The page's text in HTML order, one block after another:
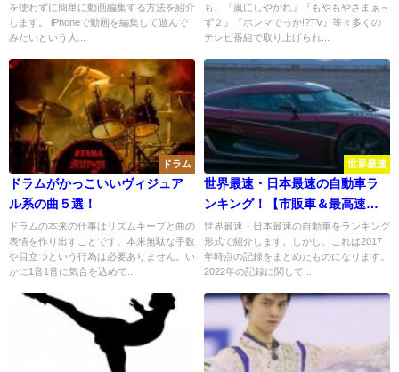
法！アイデア次第でおもしろ動
画も！
を使わずに簡単に動画編集する方法を紹介
します。 iPhoneで動画を編集して遊んで
みたいという人...
も、『嵐にしやがれ』『もやもやさまぁ～
ず２』『ホンマでっか!?TV』等々多くの
テレビ番組で取り上げられ...
ドラム
ドラムがかっこいいヴィジュア
ル系の曲５選！
ドラムの本来の仕事はリズムキープと曲の
表情を作り出すことです。本来無駄な手数
や目立つという行為は必要ありません。い
かに1音1音に気合を込めて...
世界最速
世界最速・日本最速の自動車ラ
ンキング！【市販車＆最高速
編】
世界最速・日本最速の自動車をランキング
形式で紹介します。しかし、これは2017
年時点の記録をまとめたものになります。
2022年の記録に関して...